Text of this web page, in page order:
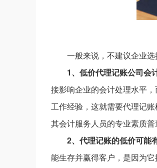
一般来说，不建议企业
1、低价代理记账公司会
接影响企业的会计处理水平
工作经验，这就需要代理记
其会计服务人员的专业素质
2、代理记账的低价可能
能生存并赢得客户，是因为